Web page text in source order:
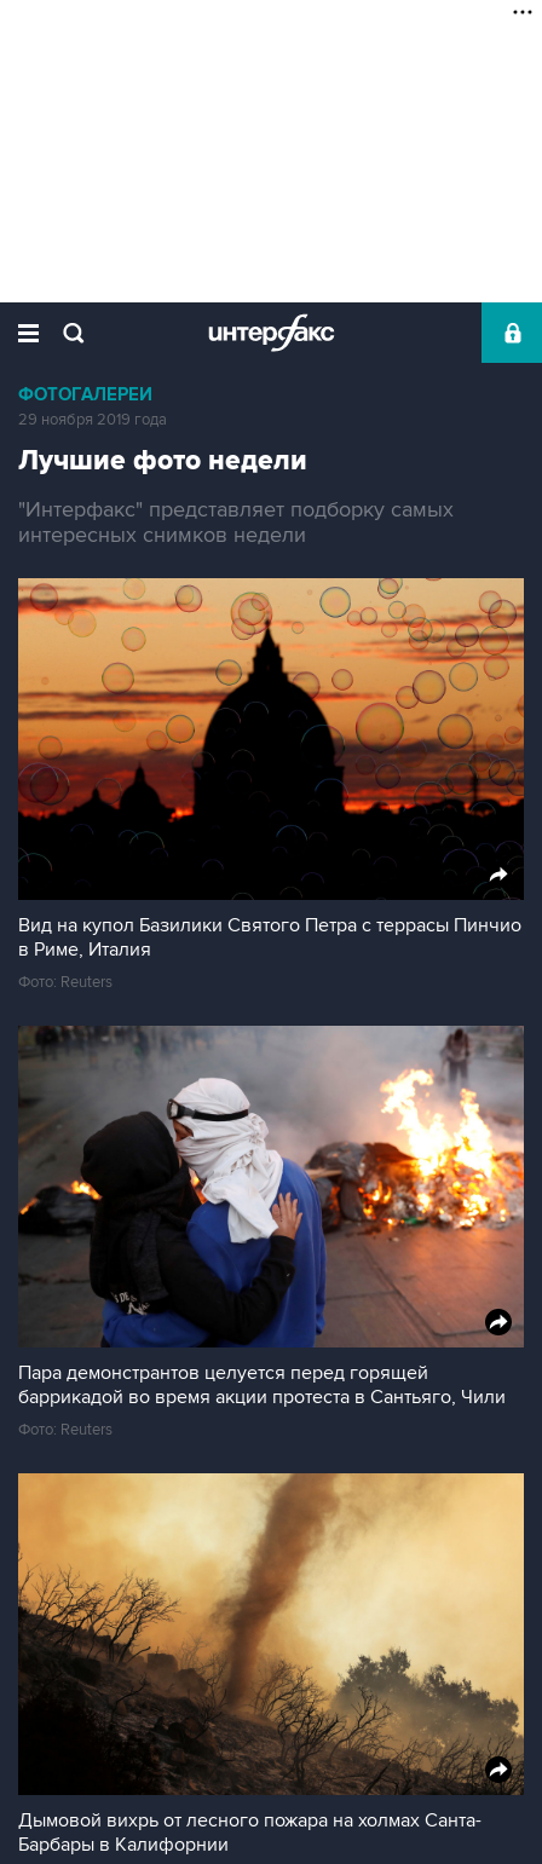
ФОТОГАЛЕРЕИ
29 ноября 2019 года
Лучшие фото недели
"Интерфакс" представляет подборку самых
интересных снимков недели
Вид на купол Базилики Святого Петра с террасы Пинчио
в Риме, Италия
Фото: Reuters
Пара демонстрантов целуется перед горящей
баррикадой во время акции протеста в Сантьяго, Чили
Фото: Reuters
Дымовой вихрь от лесного пожара на холмах Санта-
Барбары в Калифорнии